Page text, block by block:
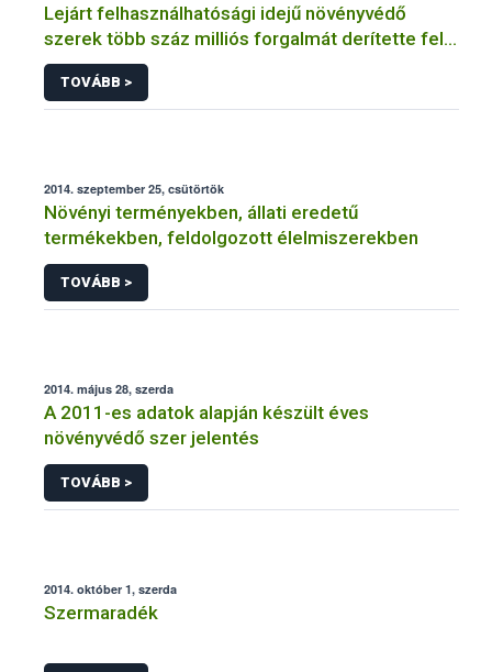
Lejárt felhasználhatósági idejű növényvédő
szerek több száz milliós forgalmát derítette fel a
NÉBIH
TOVÁBB >
2014. szeptember 25, csütörtök
Növényi terményekben, állati eredetű
termékekben, feldolgozott élelmiszerekben
TOVÁBB >
2014. május 28, szerda
A 2011-es adatok alapján készült éves
növényvédő szer jelentés
TOVÁBB >
2014. október 1, szerda
Szermaradék